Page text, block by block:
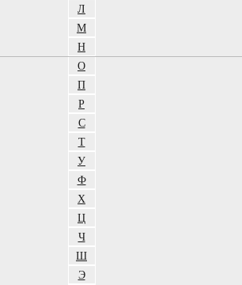
Л
М
Н
О
П
Р
С
Т
У
Ф
Х
Ц
Ч
Ш
Э